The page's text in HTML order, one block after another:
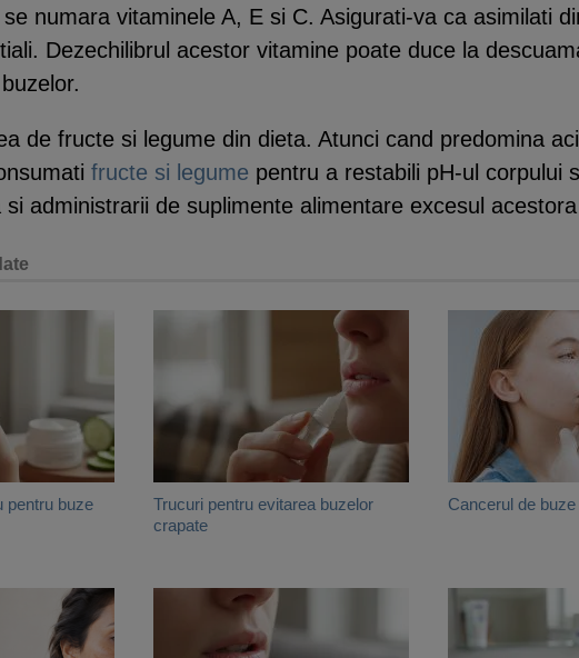
numara vitaminele A, E si C. Asigurati-va ca asimilati
Dezechilibrul acestor vitamine poate duce la
de fructe si legume din dieta. Atunci cand predomina
fructe si legume pentru a restabili pH-ul corpului
si administrarii de suplimente alimentare excesul
pentru buze
Trucuri pentru evitarea buzelor
crapate
Cancerul de